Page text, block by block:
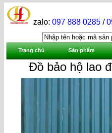
zalo:097 888 0285 /
Trang chủ Sản phẩm
Đồ bảo hộ lao